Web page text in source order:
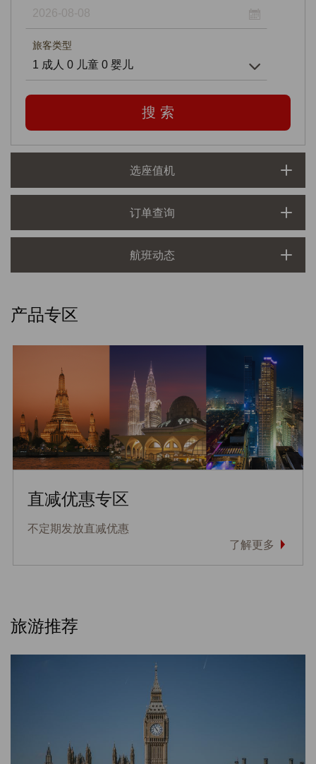
旅客类型
搜 索
选座值机
订单查询
航班动态
产品专区
直减优惠专区
不定期发放直减优惠
了解更多
旅游推荐